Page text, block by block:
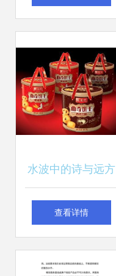
水波中的诗与远方
广州银子弹包装设
查看详情